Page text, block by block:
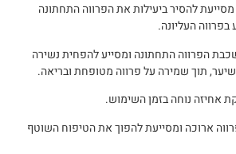
להסיר ביעילות את הפרווה התחתונה
העליונה.
הפרווה התחתונה ומסייע להפחית נשירה
שיער, תוך שמירה על פרווה מטופחת ובריאה.
אחיזה נוחה בזמן השימוש.
ארוכה ומסייעת להפוך את הטיפוח השוטף